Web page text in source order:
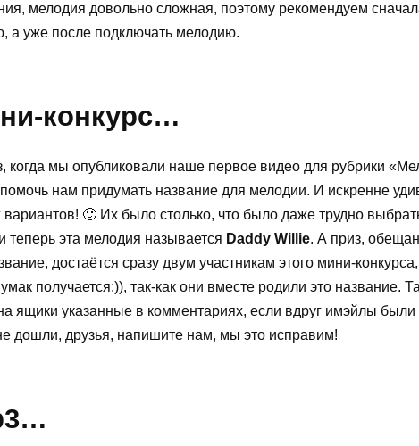
мелодия довольно сложная, поэтому рекомендуем
а уже после подключать мелодию.
конкурс…
когда мы опубликовали наше первое видео для рубрики
нам придумать название для мелодии. И искренне
🙂 Их было столько, что было даже трудно
теперь эта мелодия называется Daddy Willie. А приз,
достаётся сразу двум участникам этого мини-
получается:)), так-как они вместе родили это название.
ящики указанные в комментариях, если вдруг имэйлы были
дошли, друзья, напишите нам, мы это исправим!